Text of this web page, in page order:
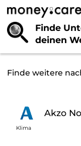
Finde
deinen
Finde weitere
Akzo
Klima